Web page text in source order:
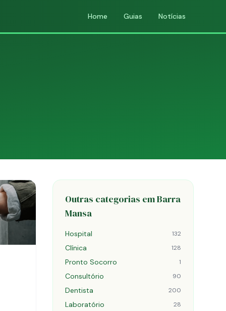
Home Guias Notícias
Outras categorias em Barra
Mansa
Hospital 132
Clínica 128
Pronto Socorro 1
Consultório 90
Dentista 200
Laboratório 28